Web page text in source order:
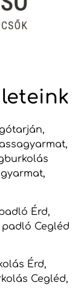
Érd,
Cegléd
Érd,
Cegléd,